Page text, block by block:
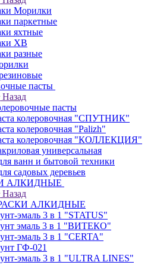
Морилки
паркетные
яхтные
ХВ
разные
пасты
Назад
пасты
колеровочная "СПУТНИК"
колеровочная "Palizh"
колеровочная "КОЛЛЕКЦИЯ"
универсальная
ванн и бытовой техники
садовых деревьев
АЛКИДНЫЕ
Назад
АЛКИДНЫЕ
эмаль 3 в 1 "STATUS"
эмаль 3 в 1 "ВИТЕКО"
эмаль 3 в 1 "CERTA"
ГФ-021
эмаль 3 в 1 "ULTRA LINES"